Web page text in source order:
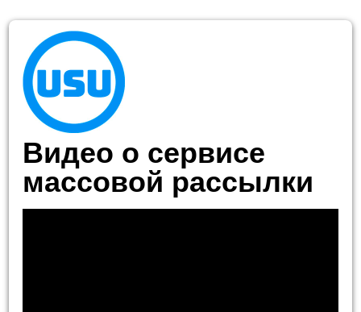
Видео о сервисе
массовой рассылки